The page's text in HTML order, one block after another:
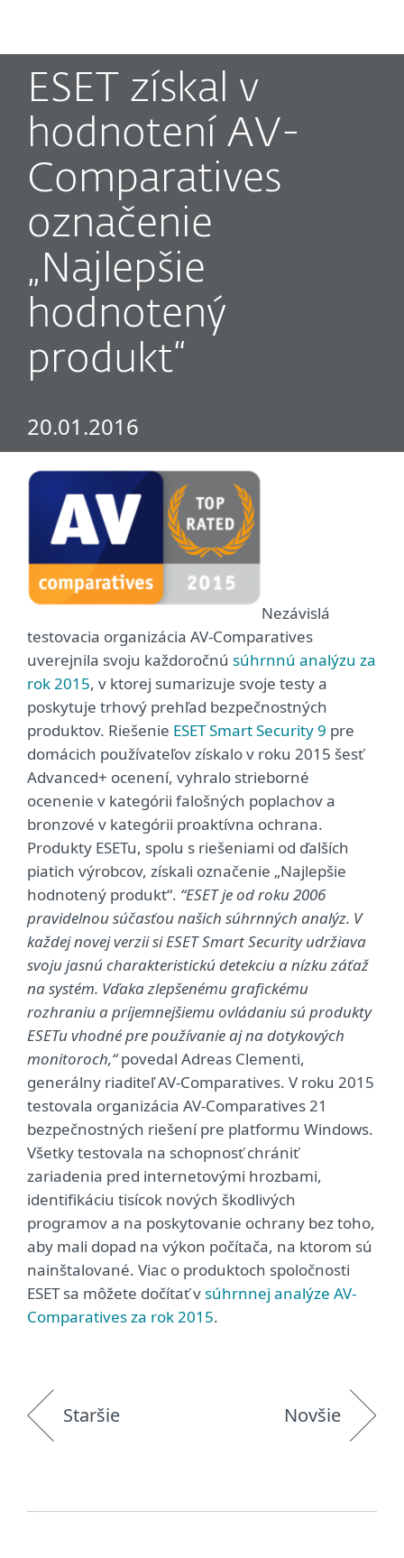
ESET získal v
hodnotení AV-
Comparatives
označenie
„Najlepšie
hodnotený
produkt“
20.01.2016
Nezávislá
testovacia organizácia AV-Comparatives
uverejnila svoju každoročnú súhrnnú analýzu za
rok 2015, v ktorej sumarizuje svoje testy a
poskytuje trhový prehľad bezpečnostných
produktov. Riešenie ESET Smart Security 9 pre
domácich používateľov získalo v roku 2015 šesť
Advanced+ ocenení, vyhralo strieborné
ocenenie v kategórii falošných poplachov a
bronzové v kategórii proaktívna ochrana.
Produkty ESETu, spolu s riešeniami od ďalších
piatich výrobcov, získali označenie „Najlepšie
hodnotený produkt“. “ESET je od roku 2006
pravidelnou súčasťou našich súhrnných analýz. V
každej novej verzii si ESET Smart Security udržiava
svoju jasnú charakteristickú detekciu a nízku záťaž
na systém. Vďaka zlepšenému grafickému
rozhraniu a príjemnejšiemu ovládaniu sú produkty
ESETu vhodné pre používanie aj na dotykových
monitoroch,“povedal Adreas Clementi,
generálny riaditeľ AV-Comparatives. V roku 2015
testovala organizácia AV-Comparatives 21
bezpečnostných riešení pre platformu Windows.
Všetky testovala na schopnosť chrániť
zariadenia pred internetovými hrozbami,
identifikáciu tisícok nových škodlivých
programov a na poskytovanie ochrany bez toho,
aby mali dopad na výkon počítača, na ktorom sú
nainštalované. Viac o produktoch spoločnosti
ESET sa môžete dočítať vsúhrnnej analýze AV-
Comparatives za rok 2015.
Staršie Novšie